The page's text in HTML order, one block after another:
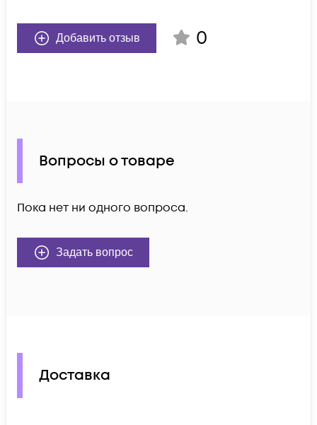
Добавить отзыв 0
Вопросы о товаре
Пока нет ни одного вопроса.
Задать вопрос
Доставка